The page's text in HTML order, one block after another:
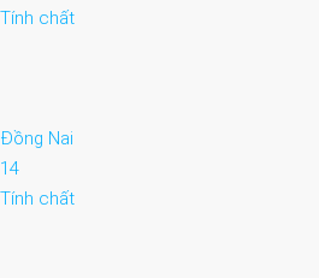
Tính chất
Đồng Nai
14
Tính chất